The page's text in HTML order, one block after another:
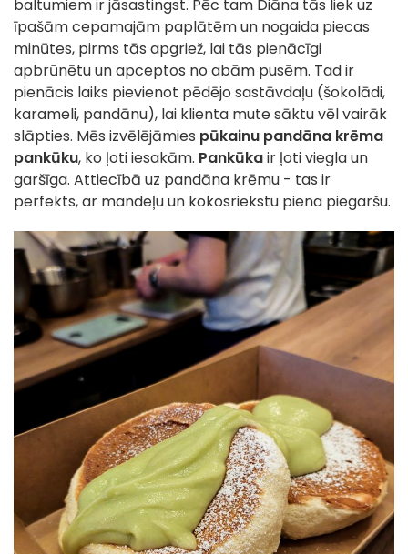
baltumiem ir jāsastingst. Pēc tam Diāna tās liek uz
īpašām cepamajām paplātēm un nogaida piecas
minūtes, pirms tās apgriež, lai tās pienācīgi
apbrūnētu un apceptos no abām pusēm. Tad ir
pienācis laiks pievienot pēdējo sastāvdaļu (šokolādi,
karameli, pandānu), lai klienta mute sāktu vēl vairāk
slāpties. Mēs izvēlējāmies pūkainu pandāna krēma
pankūku, ko ļoti iesakām. Pankūkair ļoti viegla un
garšīga. Attiecībā uz pandāna krēmu - tas ir
perfekts, ar mandeļu un kokosriekstu piena piegaršu.